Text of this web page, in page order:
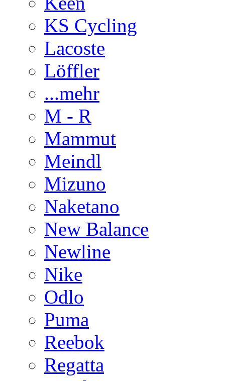
KS Cycling
Lacoste
Löffler
...mehr
M - R
Mammut
Meindl
Mizuno
Naketano
New Balance
Newline
Nike
Odlo
Puma
Reebok
Regatta